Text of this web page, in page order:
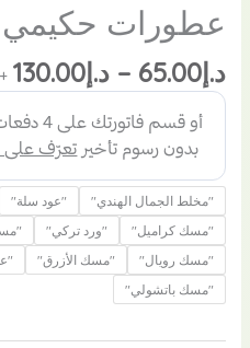
عطورات حكيمي
د.إ65.00
– د.إ130.00
+ Free Shipping
"مخلط الجمال الهندي" "عود سلة"
"مسك كراميل"
"ورد تركي"
"مسك رويال"
"مسك الأزرق"
"مسك باتشولي"